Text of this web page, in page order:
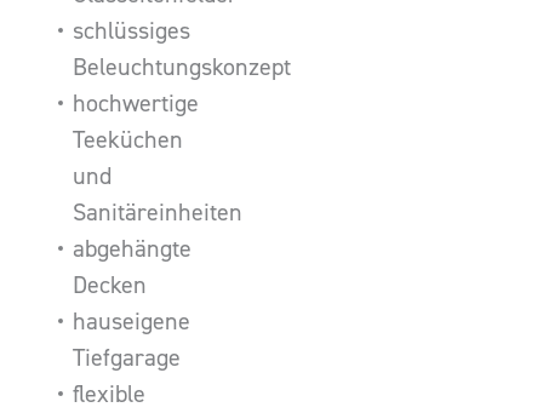
schlüssiges
Beleuchtungskonzept
hochwertige
Teeküchen
und
Sanitäreinheiten
abgehängte
Decken
hauseigene
Tiefgarage
flexible